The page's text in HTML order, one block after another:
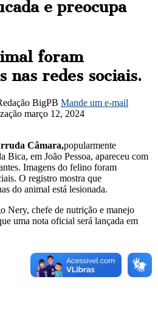
e preocupa
foram
nas redes sociais.
BigPB Mande um e-mail
março 12, 2024
Câmara,popularmente
Bica, em João Pessoa, apareceu com
Imagens do felino foram
O registro mostra que
do animal está lesionada.
Nery, chefe de nutrição e manejo
uma nota oficial será lançada em